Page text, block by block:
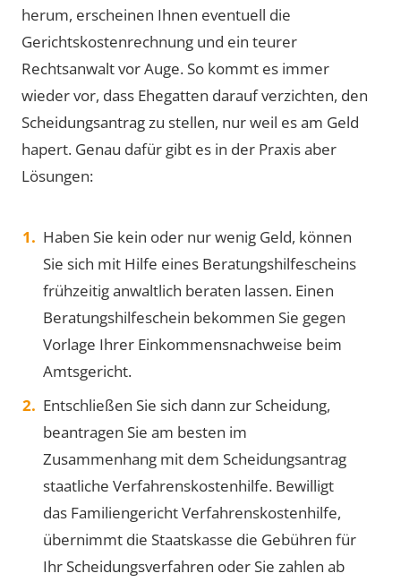
herum, erscheinen Ihnen eventuell die
Gerichtskostenrechnung und ein teurer
Rechtsanwalt vor Auge. So kommt es immer
wieder vor, dass Ehegatten darauf verzichten, den
Scheidungsantrag zu stellen, nur weil es am Geld
hapert. Genau dafür gibt es in der Praxis aber
Lösungen:
Haben Sie kein oder nur wenig Geld, können
Sie sich mit Hilfe eines Beratungshilfescheins
frühzeitig anwaltlich beraten lassen. Einen
Beratungshilfeschein bekommen Sie gegen
Vorlage Ihrer Einkommensnachweise beim
Amtsgericht.
Entschließen Sie sich dann zur Scheidung,
beantragen Sie am besten im
Zusammenhang mit dem Scheidungsantrag
staatliche Verfahrenskostenhilfe. Bewilligt
das Familiengericht Verfahrenskostenhilfe,
übernimmt die Staatskasse die Gebühren für
Ihr Scheidungsverfahren oder Sie zahlen ab